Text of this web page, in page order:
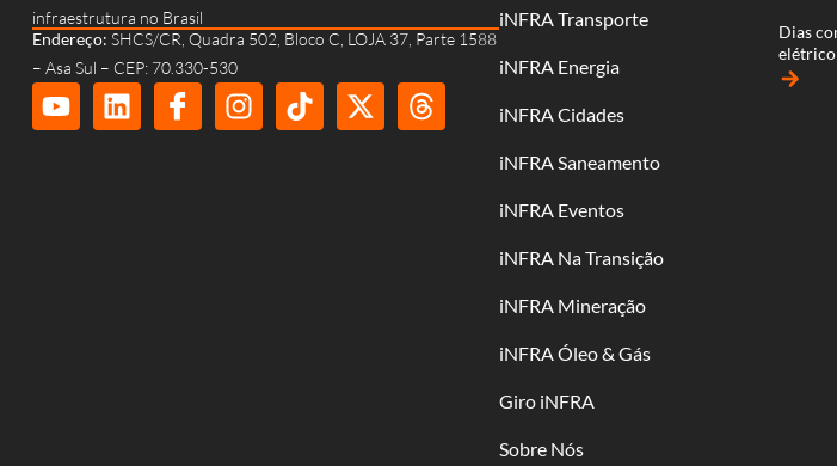
infraestrutura no Brasil
Endereço: SHCS/CR, Quadra 502, Bloco C, LOJA 37, Parte 1588
– Asa Sul – CEP: 70.330-530
iNFRA Transporte
iNFRA Energia
iNFRA Cidades
iNFRA Saneamento
iNFRA Eventos
iNFRA Na Transição
iNFRA Mineração
iNFRA Óleo & Gás
Giro iNFRA
Sobre Nós
Dias
arrow_forward